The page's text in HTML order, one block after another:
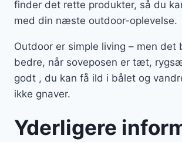
finder det rette produkter, så du
med din næste outdoor-oplevelse.
Outdoor er simple living – men det
bedre, når soveposen er tæt,
godt , du kan få ild i bålet og
ikke gnaver.
Yderligere